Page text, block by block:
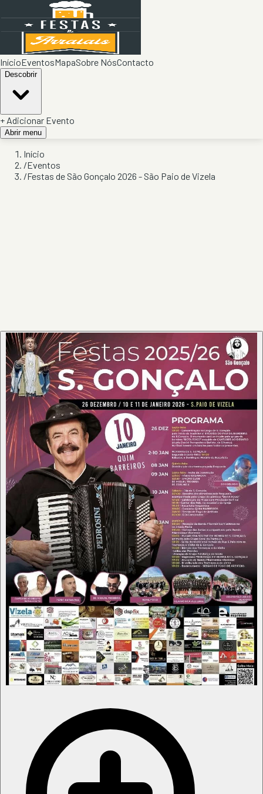
InícioEventosMapaSobre NósContacto
Descobrir
+ Adicionar Evento
Abrir menu
Início
/Eventos
/Festas de São Gonçalo 2026 - São Paio de Vizela